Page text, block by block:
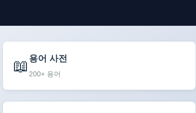
📖 용어 사전
200+ 용어